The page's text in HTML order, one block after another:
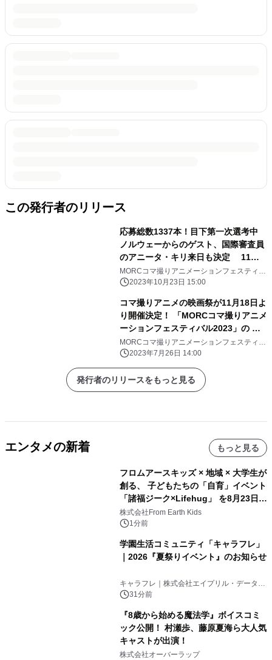
この発行者のリリース
応募総数1337本！目下第一次選考中
ノルウェーからのゲスト、国際審査員
のアニータ・キリ来日も決定 11月
開催のコマ撮り映画祭の上映ラインナ
ップ発表！
MORCコマ撮りアニメーションフェスティバ
ル事務局
2023年10月23日 15:00
コマ撮りアニメの映画祭が11月18日よ
り開催決定！ 「MORCコマ撮りアニメ
ーションフェスティバル2023」の 国
際コンペティション作品応募受付をス
タート！
MORCコマ撮りアニメーションフェスティバ
ル事務局
2023年7月26日 14:00
発行者のリリースをもっと見る
エンタメの新着 もっと見る
フロムアースキッズ × 地域 × 大学生が
創る、 子どもたちの「自育」イベント
「諸福ジーク×Lifehug」 を8月23日
(日)開催
株式会社From Earth Kids
1分前
学園生活コミュニティ「キャラフレ」
｜2026『夏祭りイベント』のお知らせ
キャラフレ｜株式会社エイプリル・データ・
デザインズ
31分前
『8歳から始める魔法学』ボイスコミ
ック公開！ 村瀬歩、藤原夏海ら大人気
キャストが出演！
株式会社オーバーラップ